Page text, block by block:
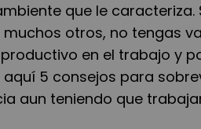
que le caracteriza.
otros, no tengas
en el trabajo y
aquí 5 consejos para
aun teniendo que